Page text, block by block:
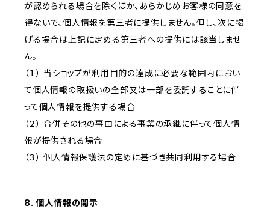
が認められる場合を除くほか、あらかじめお客様の同意を
得ないで、個人情報を第三者に提供しません。但し、次に掲
げる場合は上記に定める第三者への提供には該当しませ
ん。
（１） 当ショップが利用目的の達成に必要な範囲内におい
て個人情報の取扱いの全部又は一部を委託することに伴
って個人情報を提供する場合
（２） 合併その他の事由による事業の承継に伴って個人情
報が提供される場合
（３） 個人情報保護法の定めに基づき共同利用する場合
8. 個人情報の開示